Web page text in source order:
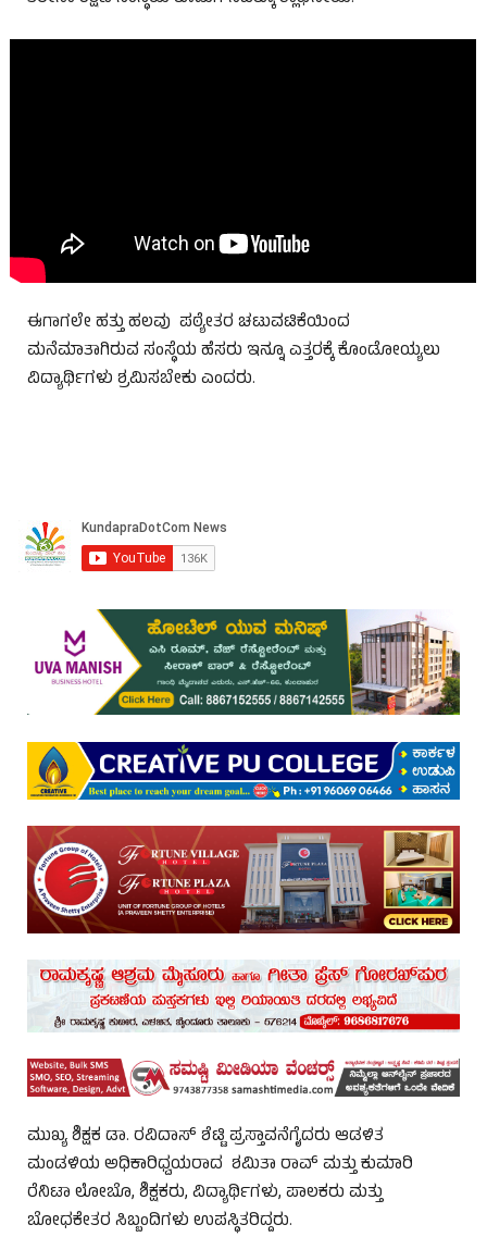
ಈಗಾಗಲೇ ಹತ್ತು ಹಲವು ಪಠ್ಯೇತರ ಚಟುವಟಿಕೆಯಿಂದ
ಮನೆಮಾತಾಗಿರುವ ಸಂಸ್ಥೆಯ ಹೆಸರು ಇನ್ನೂ ಎತ್ತರಕ್ಕೆ ಕೊಂಡೋಯ್ಯಲು
ವಿದ್ಯಾರ್ಥಿಗಳು ಶ್ರಮಿಸಬೇಕು ಎಂದರು.
ಮುಖ್ಯ ಶಿಕ್ಷಕ ಡಾ. ರವಿದಾಸ್ ಶೆಟ್ಟಿ ಪ್ರಸ್ತಾವನೆಗೈದರು ಆಡಳಿತ
ಮಂಡಳಿಯ ಅಧಿಕಾರಿಧ್ವಯರಾದ ಶಮಿತಾ ರಾವ್ ಮತ್ತು ಕುಮಾರಿ
ರೆನಿಟಾ ಲೋಬೊ, ಶಿಕ್ಷಕರು, ವಿದ್ಯಾರ್ಥಿಗಳು, ಪಾಲಕರು ಮತ್ತು
ಬೋಧಕೇತರ ಸಿಬ್ಬಂದಿಗಳು ಉಪಸ್ಥಿತರಿದ್ದರು.